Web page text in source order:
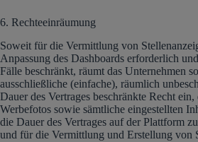
6. Rechteeinräumung
Soweit für die Vermittlung von
Anpassung des Dashboards erforderlich
Fälle beschränkt, räumt das Unternehmen
ausschließliche (einfache), räumlich
Dauer des Vertrages beschränkte Recht
Werbefotos sowie sämtliche eingestellten
die Dauer des Vertrages auf der Plattform
und für die Vermittlung und Erstellung von